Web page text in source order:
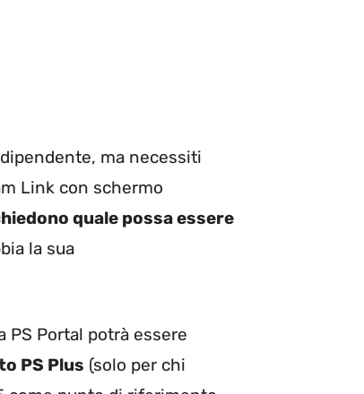
ma necessiti
Link con schermo
quale possa essere
la sua
Portal potrà essere
PS Plus (solo per chi